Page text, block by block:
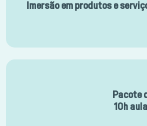
Imersão em produtos e
Pacote
10h